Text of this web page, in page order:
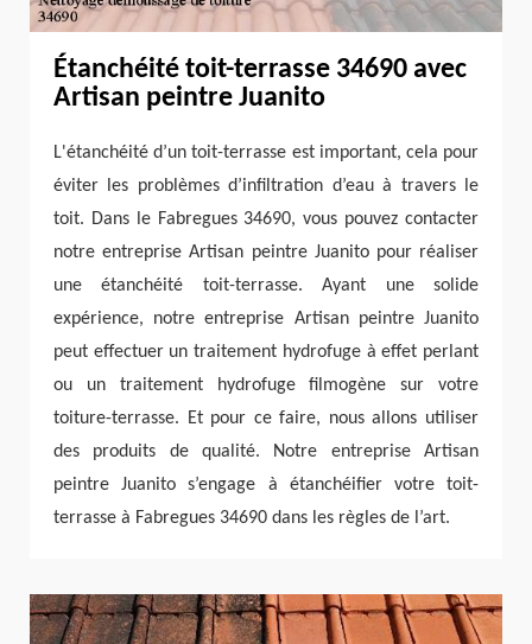
Étanchéité toit-terrasse 34690 avec
Artisan peintre Juanito
L'étanchéité d’un toit-terrasse est important, cela pour
éviter les problèmes d’infiltration d’eau à travers le
toit. Dans le Fabregues 34690, vous pouvez contacter
notre entreprise Artisan peintre Juanito pour réaliser
une étanchéité toit-terrasse. Ayant une solide
expérience, notre entreprise Artisan peintre Juanito
peut effectuer un traitement hydrofuge à effet perlant
ou un traitement hydrofuge filmogène sur votre
toiture-terrasse. Et pour ce faire, nous allons utiliser
des produits de qualité. Notre entreprise Artisan
peintre Juanito s’engage à étanchéifier votre toit-
terrasse à Fabregues 34690 dans les règles de l’art.